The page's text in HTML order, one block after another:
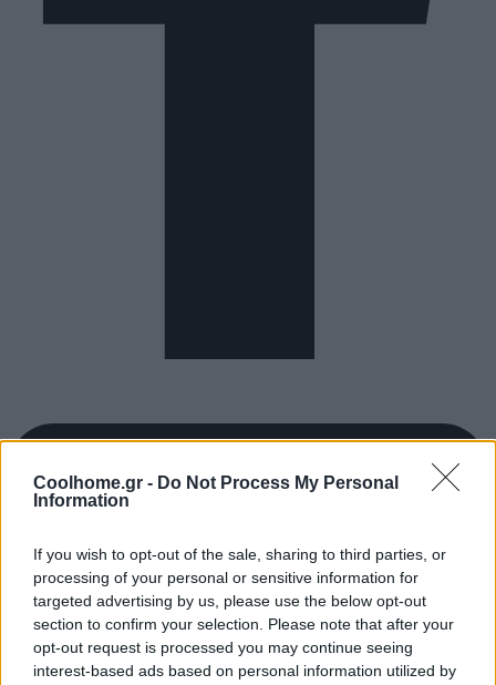
Coolhome.gr - Do Not Process My Personal
Information
If you wish to opt-out of the sale, sharing to third parties, or
processing of your personal or sensitive information for
targeted advertising by us, please use the below opt-out
section to confirm your selection. Please note that after your
opt-out request is processed you may continue seeing
interest-based ads based on personal information utilized by